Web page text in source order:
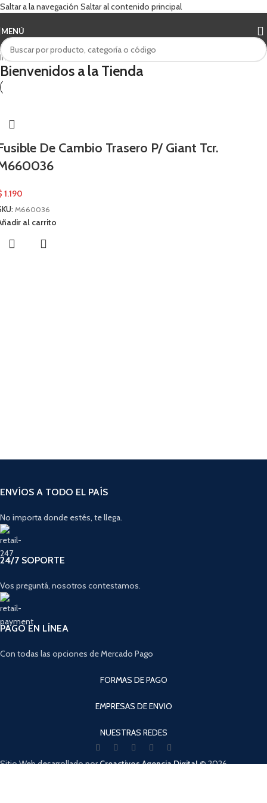
Saltar a la navegación Saltar al contenido principal
MENÚ
Inicio Giant
Bienvenidos a la Tienda
De Cambio Trasero P/ Giant Tcr.
1.190
M660036
al carrito
ENVÍOS A TODO EL PAÍS
No importa donde estés, te llega.
24/7 SOPORTE
Vos preguntá, nosotros contestamos.
PAGO EN LÍNEA
Con todas las opciones de Mercado Pago
FORMAS DE PAGO
EMPRESAS DE ENVIO
NUESTRAS REDES
Sitio Web desarrollado porCreactivos Agencia Digital© 2026